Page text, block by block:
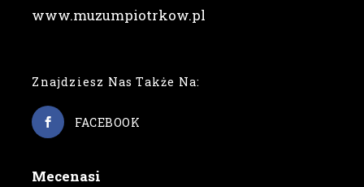
www.muzumpiotrkow.pl
Znajdziesz Nas Także Na:
FACEBOOK
Mecenasi